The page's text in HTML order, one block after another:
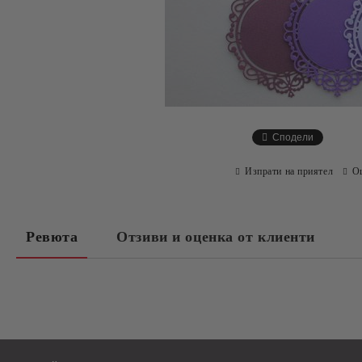
Сподели
Изпрати на приятел
Ревюта Отзиви и оценка от клиенти